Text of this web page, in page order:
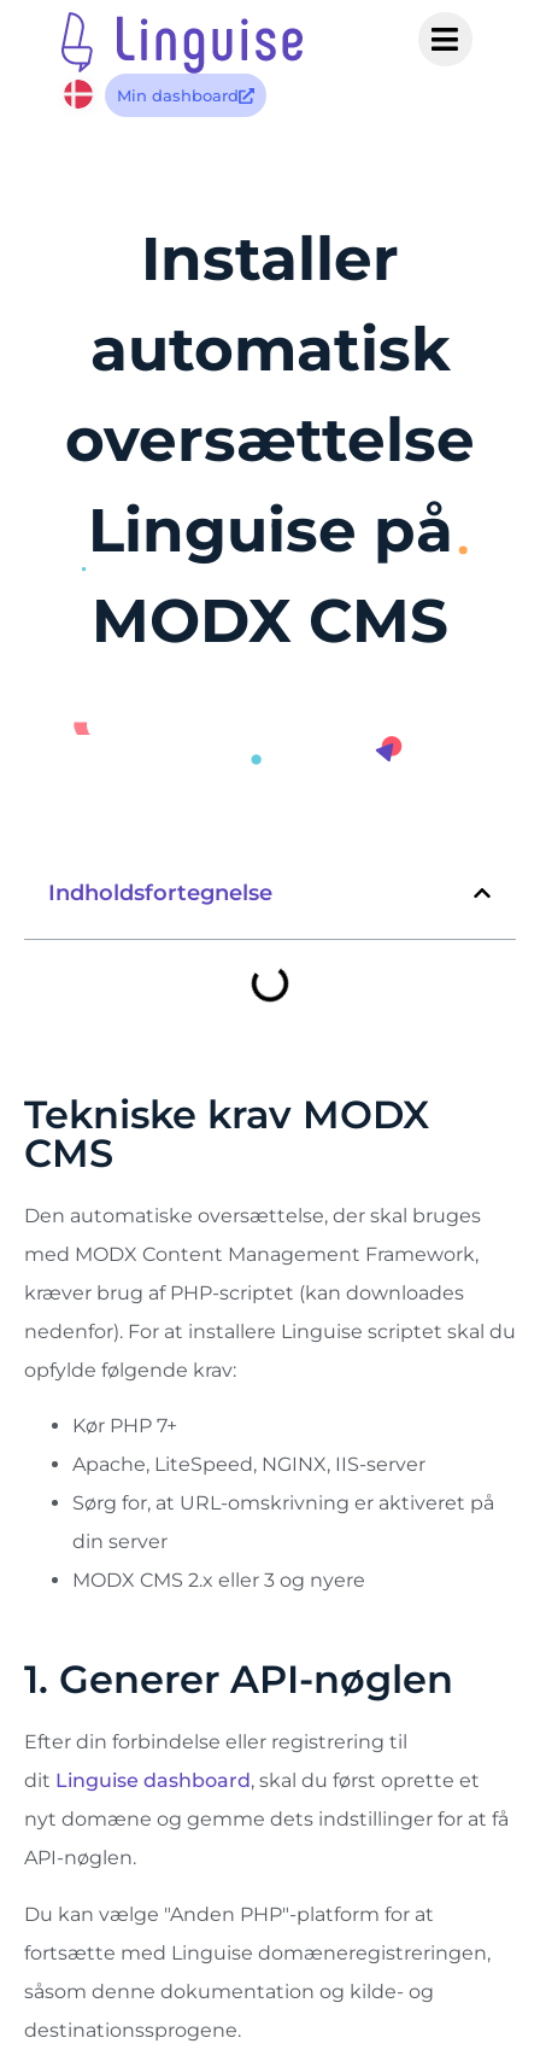
Min dashboard
Installer
automatisk
oversættelse
Linguise på
MODX CMS
Indholdsfortegnelse
Tekniske krav MODX
CMS
Den automatiske oversættelse, der skal bruges
med MODX Content Management Framework,
kræver brug af PHP-scriptet (kan downloades
nedenfor). For at installere Linguise scriptet skal du
opfylde følgende krav:
Kør PHP 7+
Apache, LiteSpeed, NGINX, IIS-server
Sørg for, at URL-omskrivning er aktiveret på
din server
MODX CMS 2.x eller 3 og nyere
1. Generer API-nøglen
Efter din forbindelse eller registrering til
dit Linguise dashboard , skal du først oprette et
nyt domæne og gemme dets indstillinger for at få
API-nøglen.
Du kan vælge "Anden PHP"-platform for at
fortsætte med Linguise domæneregistreringen,
såsom denne dokumentation og kilde- og
destinationssprogene.